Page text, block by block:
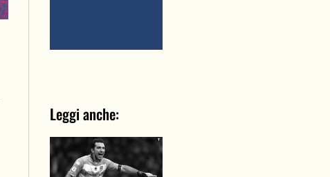
Leggi anche: